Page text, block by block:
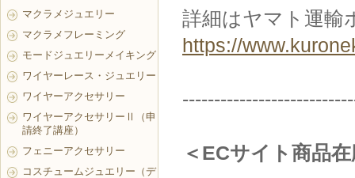
詳細はヤマト運輸
https://
＜ECサイト商品
マクラメジュエリー
マクラメフレーミング
モードジュエリーメイキング
ワイヤーレース・ジュエリー
ワイヤーアクセサリー
ワイヤーアクセサリーⅡ（申
請終了講座）
フェニーアクセサリー
コスチュームジュエリー（デ